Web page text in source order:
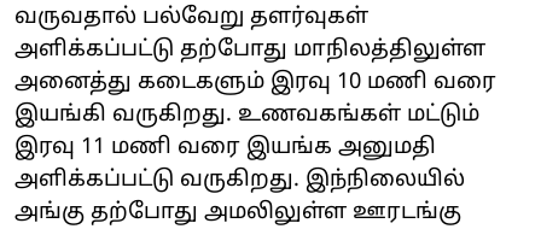
வருவதால் பல்வேறு தளர்வுகள்
அளிக்கப்பட்டு தற்போது மாநிலத்திலுள்ள
அனைத்து கடைகளும் இரவு 10 மணி வரை
இயங்கி வருகிறது. உணவகங்கள் மட்டும்
இரவு 11 மணி வரை இயங்க அனுமதி
அளிக்கப்பட்டு வருகிறது. இந்நிலையில்
அங்கு தற்போது அமலிலுள்ள ஊரடங்கு